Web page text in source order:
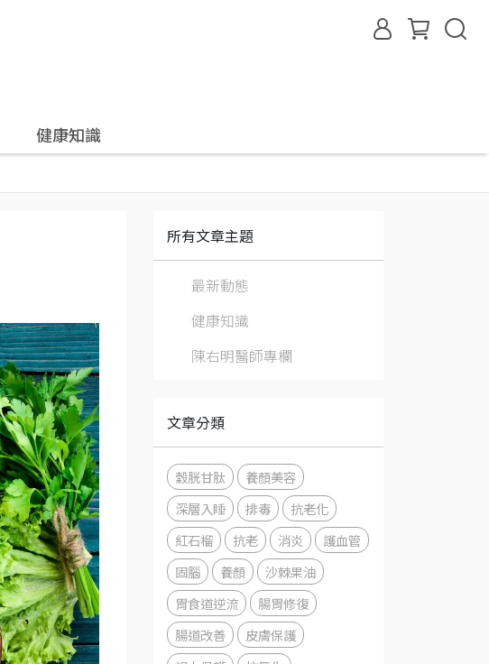
健康知識
所有文章主題
最新動態
健康知識
陳右明醫師專欄
文章分類
穀胱甘肽
養顏美容
深層入睡
排毒
抗老化
紅石榴
抗老 消炎
護血管
固腦
養顏
沙棘果油
胃食道逆流
腸胃修復
腸道改善
皮膚保護